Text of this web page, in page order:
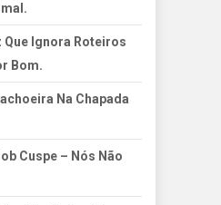
Que Ignora Roteiros
Bom.
Na Chapada
Cuspe – Nós Não